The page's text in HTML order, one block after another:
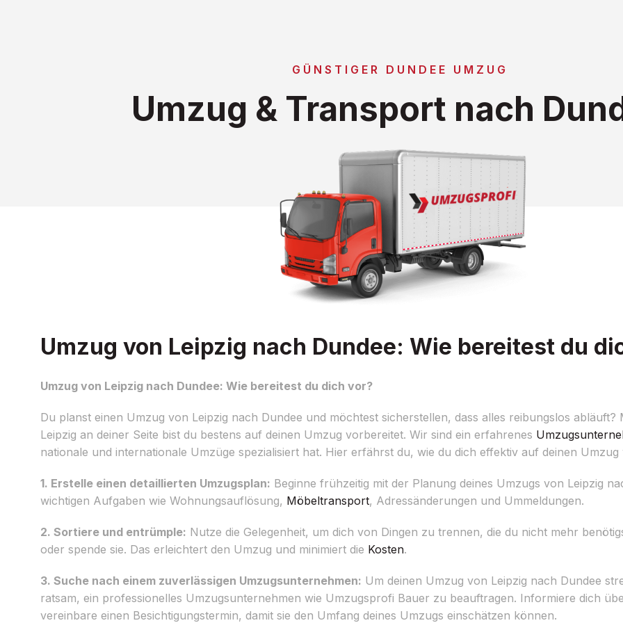
GÜNSTIGER DUNDEE UMZUG
Umzug & Transport nach
Umzug von Leipzig nach Dundee: Wie bereitest du
Umzug von Leipzig nach Dundee: Wie bereitest du dich vor?
Du planst einen Umzug von Leipzig nach Dundee und möchtest sicherstellen, dass alles reibungslos
Leipzig an deiner Seite bist du bestens auf deinen Umzug vorbereitet. Wir sind ein erfahrenes
nationale und internationale Umzüge spezialisiert hat. Hier erfährst du, wie du dich effektiv auf deinen
1. Erstelle einen detaillierten Umzugsplan: Beginne frühzeitig mit der Planung deines Umzugs von Leipzig
wichtigen Aufgaben wie Wohnungsauflösung, Möbeltransport, Adressänderungen und Ummeldungen.
2. Sortiere und entrümple: Nutze die Gelegenheit, um dich von Dingen zu trennen, die du nicht mehr
oder spende sie. Das erleichtert den Umzug und minimiert die Kosten.
3. Suche nach einem zuverlässigen Umzugsunternehmen: Um deinen Umzug von Leipzig nach Dundee
ratsam, ein professionelles Umzugsunternehmen wie Umzugsprofi Bauer zu beauftragen. Informiere dich
vereinbare einen Besichtigungstermin, damit sie den Umfang deines Umzugs einschätzen können.